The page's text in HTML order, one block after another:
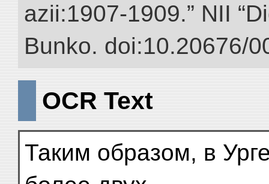
azii:1907-1909.” NII
Bunko. doi:10.20676/
OCR Text
Таким образом, в